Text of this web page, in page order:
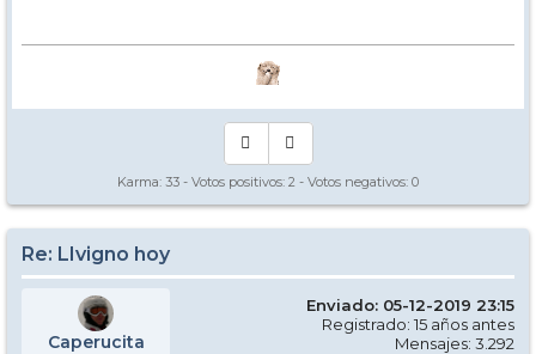
Karma: 33 - Votos positivos: 2 - Votos negativos: 0
Re: LIvigno hoy
Caperucita
Enviado: 05-12-2019 23:15
Registrado: 15 años antes
Mensajes: 3.292